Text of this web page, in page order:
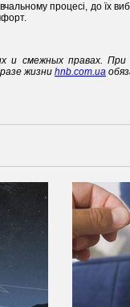
процесі, до їх
и смежных правах. При
жизни hnb.com.ua